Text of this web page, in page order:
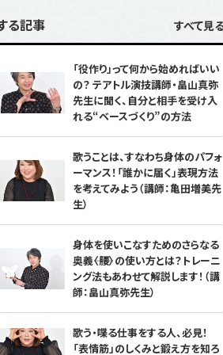
る記事 すべて見
「役作り」って何から始めればいい
の？ テアトル演技講師・畠山真弥
先生に聞く、自分と相手を受け入
れる“ベースづくり”の方法
歌うことは、すなわち身体のパフォ
ーマンス！「誰かに届く」表現方法
を考えてみよう（講師：亀田増美先
生）
身体を使いこなすためのさらなる
奥義――〈腰〉の使い方とは？トレーニ
ング法もあわせて解説します！（講
師：畠山真弥先生）
歌う・喋る仕事をする人、必見！
「表情筋」のしくみと鍛え方を知ろ